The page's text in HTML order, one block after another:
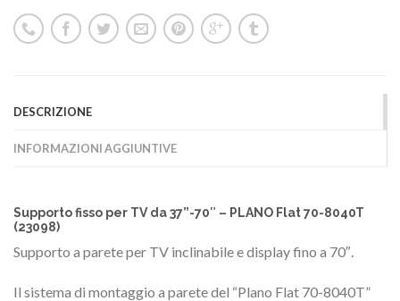
DESCRIZIONE
INFORMAZIONI AGGIUNTIVE
Supporto fisso per TV da 37”-70″ – PLANO Flat 70-8040T
(23098)
Supporto a parete per TV inclinabile e display fino a 70″.
Il sistema di montaggio a parete del “Plano Flat 70-8040T”